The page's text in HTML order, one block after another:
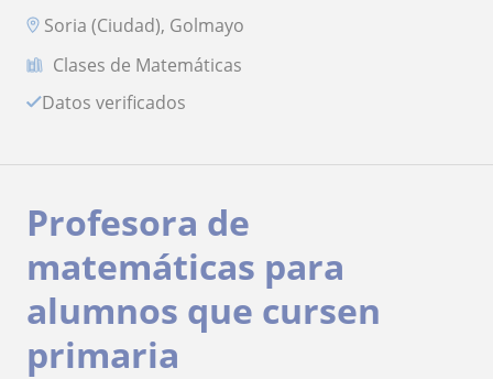
Soria (Ciudad), Golmayo
Clases de Matemáticas
Datos verificados
Profesora de
matemáticas para
alumnos que cursen
primaria